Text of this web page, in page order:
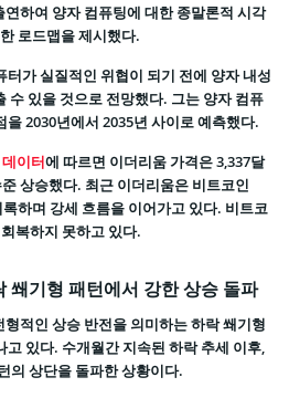
하여 양자 컴퓨팅에 대한 종말론적 시각
로드맵을 제시했다.
가 실질적인 위협이 되기 전에 양자 내성
있을 것으로 전망했다. 그는 양자 컴퓨
2030년에서 2035년 사이로 예측했다.
이터에 따르면 이더리움 가격은 3,337달
상승했다. 최근 이더리움은 비트코인
하며 강세 흐름을 이어가고 있다. 비트코
복하지 못하고 있다.
쐐기형 패턴에서 강한 상승 돌파
적인 상승 반전을 의미하는 하락 쐐기형
있다. 수개월간 지속된 하락 추세 이후,
의 상단을 돌파한 상황이다.